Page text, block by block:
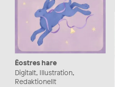
Ēostres hare
Digitalt, Illustration,
Redaktionellt